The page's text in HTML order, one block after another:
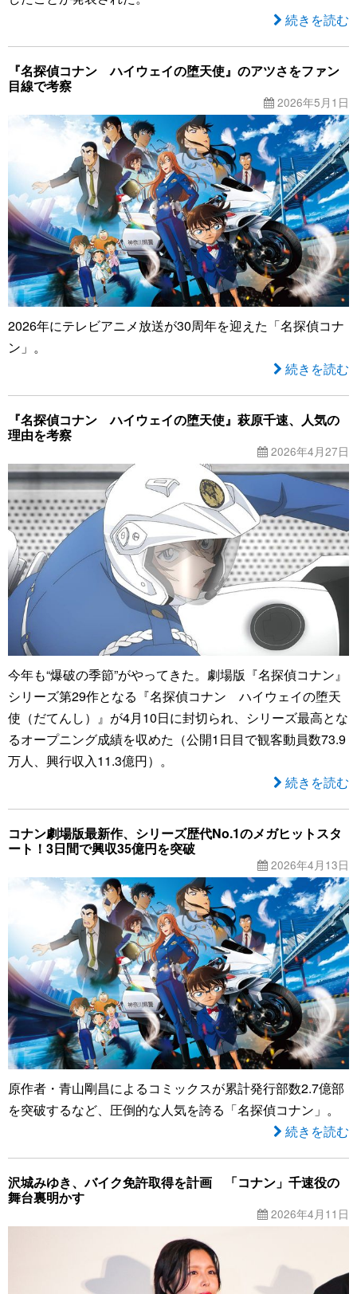
続きを読む
『名探偵コナン ハイウェイの堕天使』のアツさをファン
目線で考察
2026年5月1日
2026年にテレビアニメ放送が30周年を迎えた「名探偵コナ
ン」。
続きを読む
『名探偵コナン ハイウェイの堕天使』萩原千速、人気の
理由を考察
2026年4月27日
今年も“爆破の季節”がやってきた。劇場版『名探偵コナン』
シリーズ第29作となる『名探偵コナン ハイウェイの堕天
使（だてんし）』が4月10日に封切られ、シリーズ最高とな
るオープニング成績を収めた（公開1日目で観客動員数73.9
万人、興行収入11.3億円）。
続きを読む
コナン劇場版最新作、シリーズ歴代No.1のメガヒットスタ
ート！3日間で興収35億円を突破
2026年4月13日
原作者・青山剛昌によるコミックスが累計発行部数2.7億部
を突破するなど、圧倒的な人気を誇る「名探偵コナン」。
続きを読む
沢城みゆき、バイク免許取得を計画 「コナン」千速役の
舞台裏明かす
2026年4月11日